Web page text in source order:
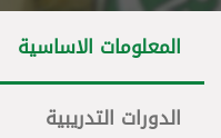
المعلومات الاساسية
الدورات التدريبية